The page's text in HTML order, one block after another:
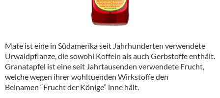
Mate ist eine in Südamerika seit Jahrhunderten verwendete
Urwaldpflanze, die sowohl Koffein als auch Gerbstoffe enthält.
Granatapfel ist eine seit Jahrtausenden verwendete Frucht,
welche wegen ihrer wohltuenden Wirkstoffe den
Beinamen “Frucht der Könige” inne hält.